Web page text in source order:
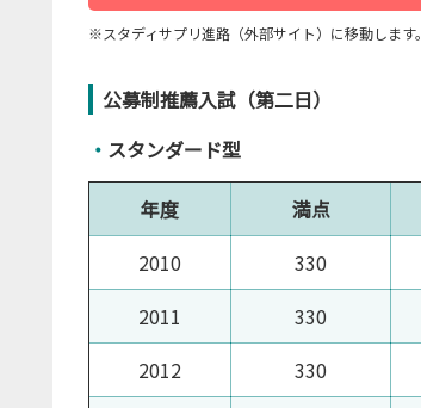
※スタディサプリ進路（外部サイト）に移動します。
公募制推薦入試（第二日）
・ スタンダード型
年度 満点
2010
330
2011
330
2012
330